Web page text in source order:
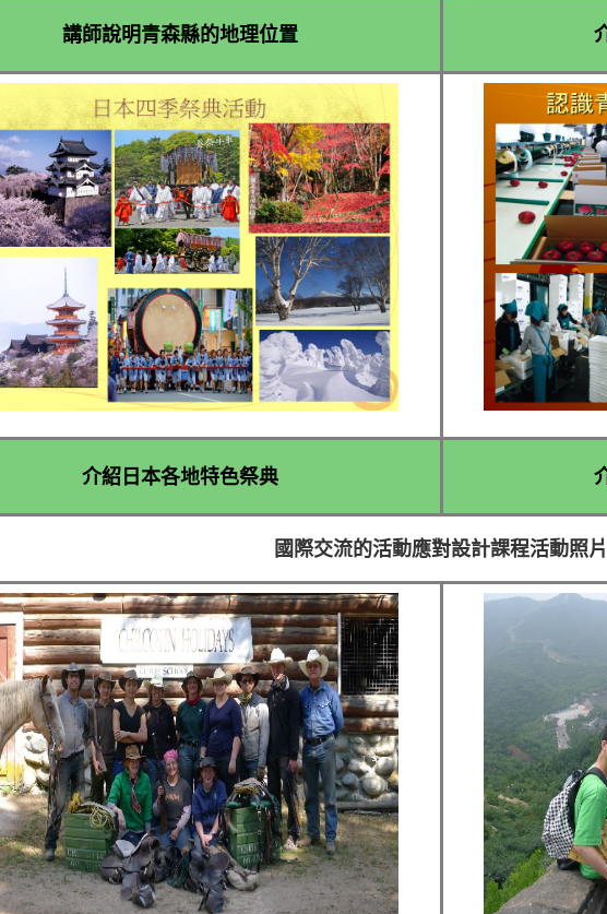
講師說明青森縣的地理位置​
介紹日本各地特色祭典
國際交流的活動應對設計課程活動照片